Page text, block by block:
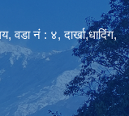
वडा नं : ४, दार्खा,धादिंग,